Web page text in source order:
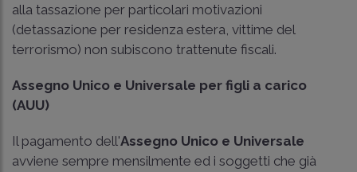
alla tassazione per particolari motivazioni
(detassazione per residenza estera, vittime del
terrorismo) non subiscono trattenute fiscali.
Assegno Unico e Universale per figli a carico
(AUU)
Il pagamento dell'Assegno Unico e Universale
avviene sempre mensilmente ed i soggetti che già